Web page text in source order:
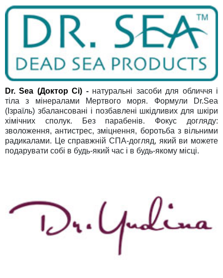
Dr. Sea (Доктор Сі) -натуральні засоби для обличчя і
тіла з мінералами Мертвого моря. Формули Dr.Sea
(Ізраїль) збалансовані і позбавлені шкідливих для шкіри
хімічних сполук. Без парабенів. Фокус догляду:
зволоження, антистрес, зміцнення, боротьба з вільними
радикалами. Це справжній СПА-догляд, який ви можете
подарувати собі в будь-який час і в будь-якому місці.